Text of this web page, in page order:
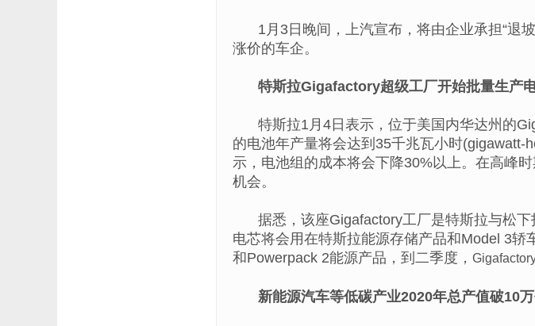
1月3日晚间，上汽宣布，将由企业承担“退
涨价的车企。
特斯拉Gigafactory超级工厂开始批量生产
特斯拉1月4日表示，位于美国内华达州的
的电池年产量将会达到35千兆瓦小时
示，电池组的成本将会下降30%以上。在高峰
机会。
据悉，该座Gigafactory工厂是特斯拉与松
电芯将会用在特斯拉能源存储产品和Model 3
和Powerpack 2能源产品，到二季度，
新能源汽车等低碳产业2020年总产值破10